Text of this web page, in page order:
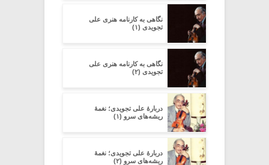
نگاهی به کارنامه هنری علی
تجویدی (۱)
نگاهی به کارنامه هنری علی
تجویدی (۲)
دربارۀ علی تجویدی؛ نغمۀ
ریشه‌های سرو (۱)
دربارۀ علی تجویدی؛ نغمۀ
ریشه‌های سرو (۲)